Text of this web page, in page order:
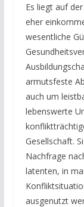
Es liegt auf
eher
wesentliche
armutsfeste
auch um
lebenswerte
Gesellschaft.
Nachfrage
latenten, in
ausgenutzt